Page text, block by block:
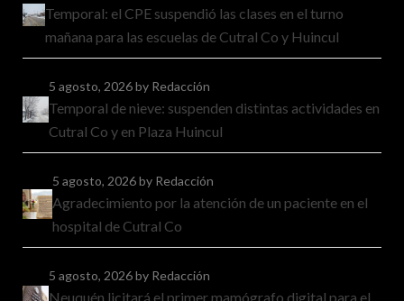
Temporal: el CPE suspendió las clases en el turno
mañana para las escuelas de Cutral Co y Huincul
5 agosto, 2026by Redacción
Temporal de nieve: suspenden distintas actividades en
Cutral Co y en Plaza Huincul
5 agosto, 2026by Redacción
Agradecimiento por la atención de un paciente en el
hospital de Cutral Co
5 agosto, 2026by Redacción
Neuquén licitará el primer mamógrafo digital para el